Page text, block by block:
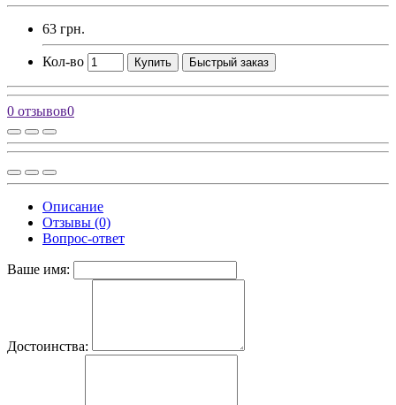
63 грн.
Кол-во Купить Быстрый заказ
0 отзывов0
Описание
Отзывы (0)
Вопрос-ответ
Ваше имя:
Достоинства: